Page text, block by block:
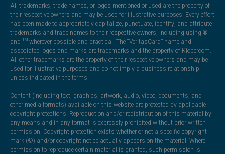
All trademarks, trade names, or logos mentioned or used are the property of
their respective owners and may be used for illustrative purposes. Every effort
has been made to appropriately capitalize, punctuate, identify, and attribute
trademarks and trade names to their respective owners, including using ®
and ™ wherever possible and practical. The “VeritasCard” name and
associated logos and marks are trademarks and the property of Klopercom.
All other trademarks are the property of their respective owners and may be
used for illustrative purposes and do not imply a business relationship
unless indicated in the terms.
Content (including text, graphics, artwork, audio, video, documents, and
other media formats) available on this website are protected by applicable
copyright protections. Reproduction and/or redistribution of this material by
any means and in any format is expressly prohibited without prior written
permission. Copyright protection exists whether or not a specific copyright
mark (©) and/or copyright notice actually appears on the material. Where
permission to reproduce certain material is granted, such permission is